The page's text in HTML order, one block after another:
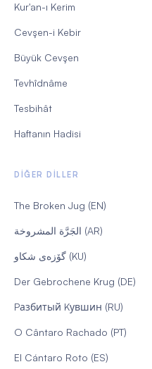
Kur'an-ı Kerim
Cevşen-i Kebir
Büyük Cevşen
Tevhîdnâme
Tesbihât
Haftanın Hadisi
DIĞER DILLER
The Broken Jug (EN)
الجَرَّة المشروخة (AR)
گۆزەی شکاو (KU)
Der Gebrochene Krug (DE)
Pазбитый Kувшин (RU)
O Cântaro Rachado (PT)
El Cántaro Roto (ES)